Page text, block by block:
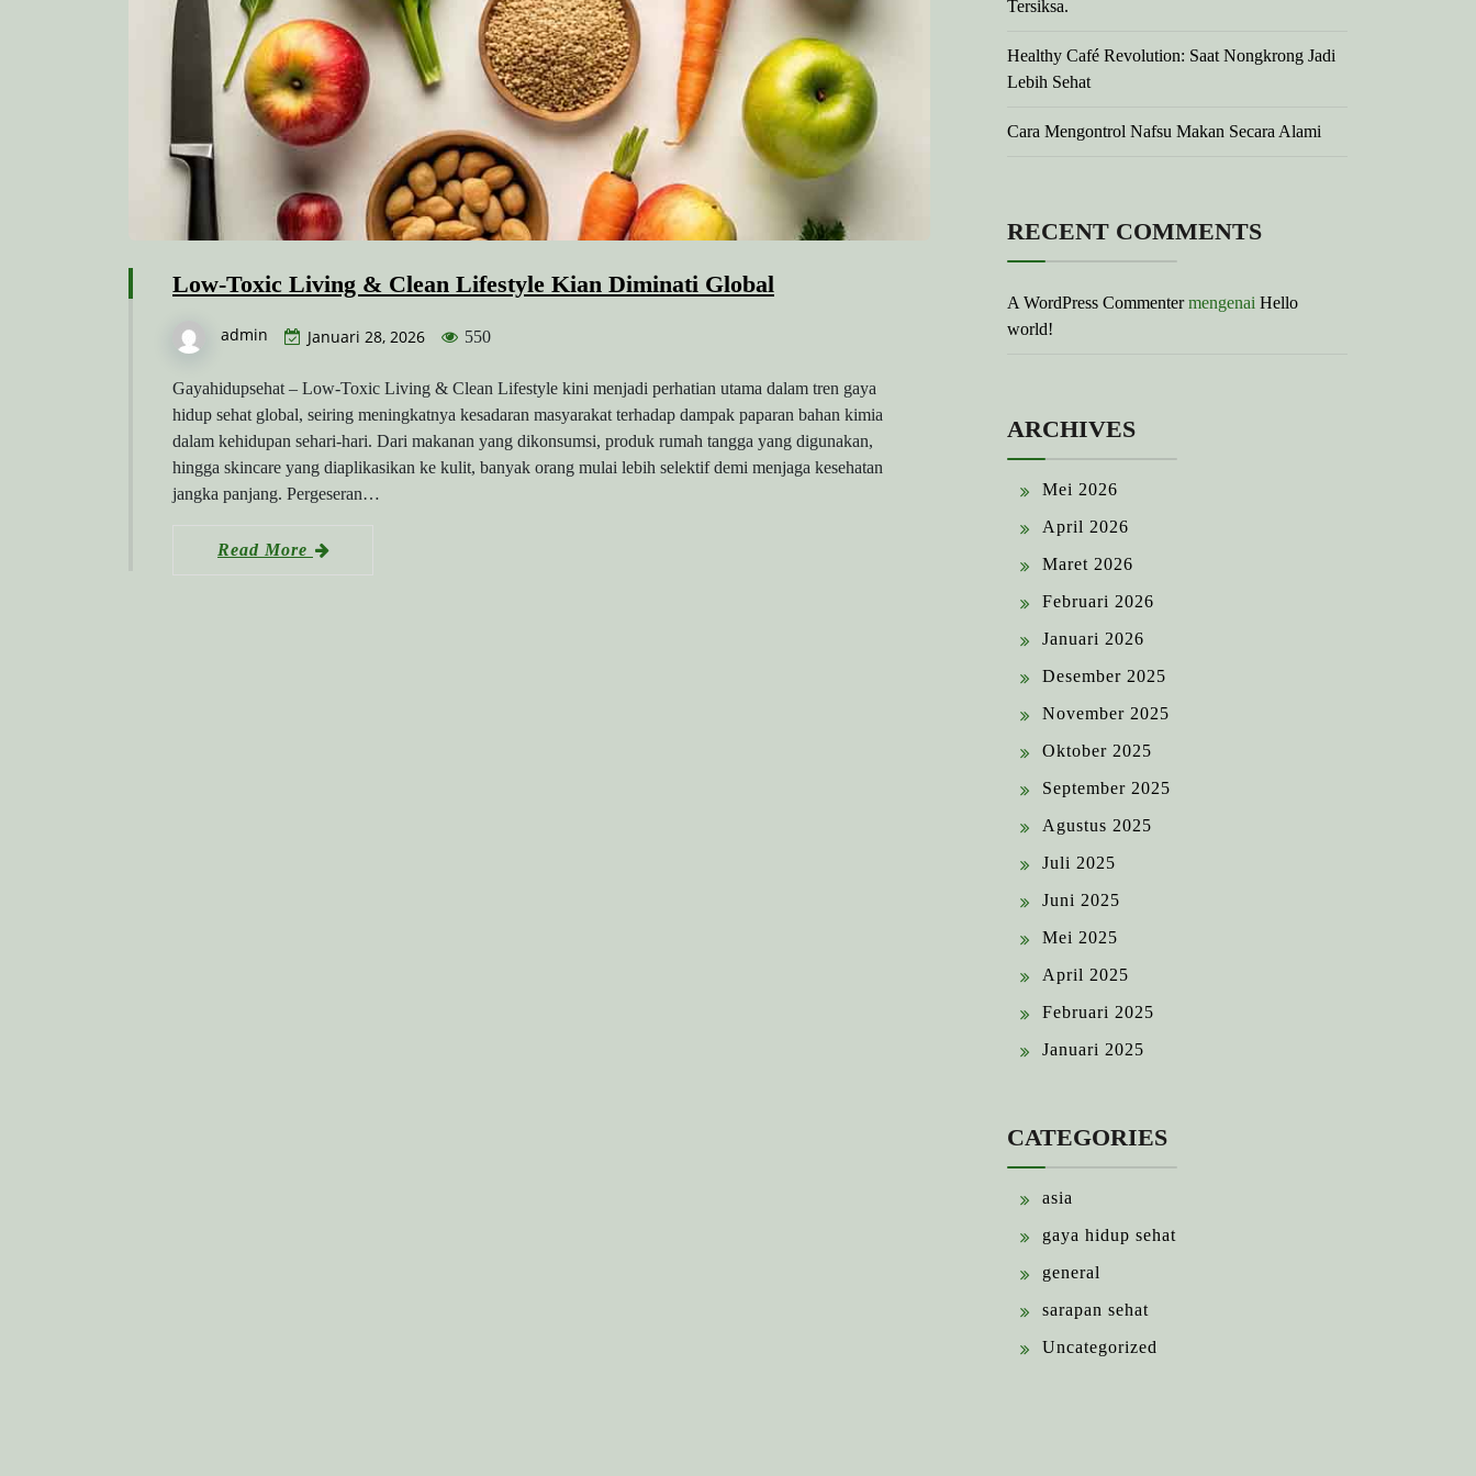
Low-Toxic Living & Clean Lifestyle Kian Diminati Global
admin Januari 28, 2026 550
Gayahidupsehat – Low-Toxic Living & Clean Lifestyle kini menjadi perhatian utama dalam tren gaya
hidup sehat global, seiring meningkatnya kesadaran masyarakat terhadap dampak paparan bahan kimia
dalam kehidupan sehari-hari. Dari makanan yang dikonsumsi, produk rumah tangga yang digunakan,
hingga skincare yang diaplikasikan ke kulit, banyak orang mulai lebih selektif demi menjaga kesehatan
jangka panjang. Pergeseran…
Read More
Tersiksa.
Healthy Café Revolution: Saat Nongkrong Jadi
Lebih Sehat
Cara Mengontrol Nafsu Makan Secara Alami
RECENT COMMENTS
A WordPress Commentermengenai Hello
world!
ARCHIVES
Mei 2026
April 2026
Maret 2026
Februari 2026
Januari 2026
Desember 2025
November 2025
Oktober 2025
September 2025
Agustus 2025
Juli 2025
Juni 2025
Mei 2025
April 2025
Februari 2025
Januari 2025
CATEGORIES
asia
gaya hidup sehat
general
sarapan sehat
Uncategorized